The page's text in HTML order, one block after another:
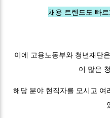
채용 트렌드도 빠
이에 고용노동부와 청년재단
이 많은
해당 분야 현직자를 모시고